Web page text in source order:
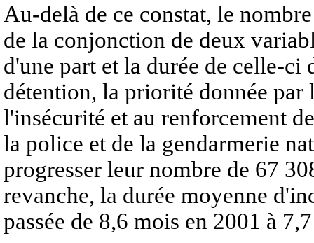
Au-delà de ce constat, le
de la conjonction de deux
d'une part et la durée de celle-ci
détention, la priorité donnée
l'insécurité et au renforcement
la police et de la gendarmerie
progresser leur nombre de 67
revanche, la durée moyenne
passée de 8,6 mois en 2001 à